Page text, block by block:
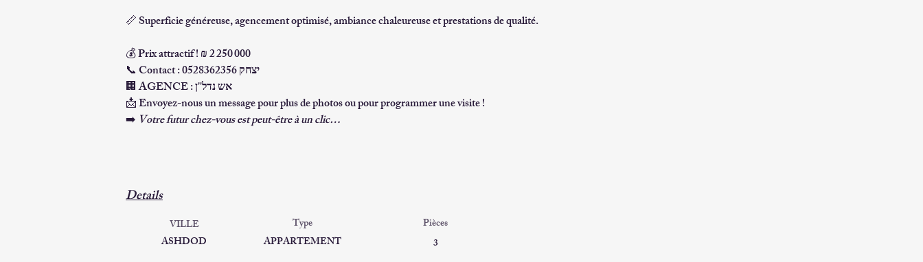
📏 Superficie généreuse, agencement optimisé, ambiance chaleureuse et prestations de qualité.
💰 Prix attractif ! ₪ 2 250 000
📞
Contact : יצחק 0528362356
🏢
AGENCE : אש נדל''ן
📩 Envoyez-nous un message pour plus de photos ou pour programmer une visite !
➡️ Votre futur chez-vous est peut-être à un clic…
Details
VILLE
ASHDOD
Type
APPARTEMENT
Pièces
3